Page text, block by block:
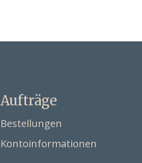
Aufträge
Bestellungen
Kontoinformationen